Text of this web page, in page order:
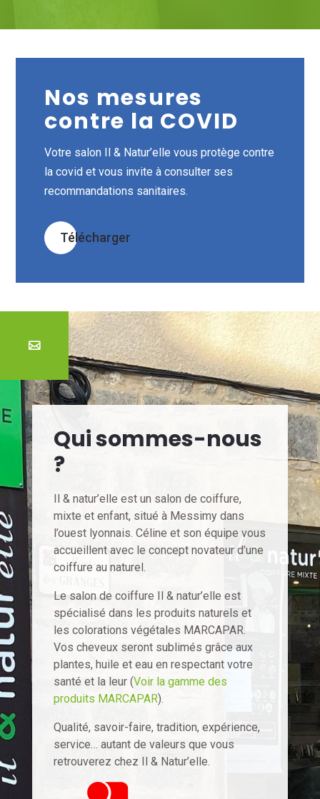
Nos mesures
contre la COVID
Votre salon Il & Natur’elle vous protège contre
la covid et vous invite à consulter ses
recommandations sanitaires.
Télécharger

Qui sommes-nous
?
Il & natur’elle est un salon de coiffure,
mixte et enfant, situé à Messimy dans
l’ouest lyonnais. Céline et son équipe vous
accueillent avec le concept novateur d’une
coiffure au naturel.
Le salon de coiffure Il & natur’elle est
spécialisé dans les produits naturels et
les colorations végétales MARCAPAR.
Vos cheveux seront sublimés grâce aux
plantes, huile et eau en respectant votre
santé et la leur (Voir la gamme des
produits MARCAPAR).
Qualité, savoir-faire, tradition, expérience,
service… autant de valeurs que vous
retrouverez chez Il & Natur’elle.